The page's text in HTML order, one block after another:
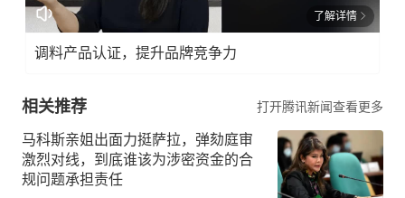
了解详情
调料产品认证，提升品牌竞争力
相关推荐 打开腾讯新闻查看更多
马科斯亲姐出面力挺萨拉，弹劾庭审
激烈对线，到底谁该为涉密资金的合
规问题承担责任